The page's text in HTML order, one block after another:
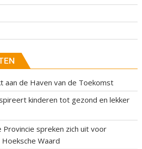
aan de Haven van de Toekomst
kinderen tot gezond en lekker
spreken zich uit voor
Waard